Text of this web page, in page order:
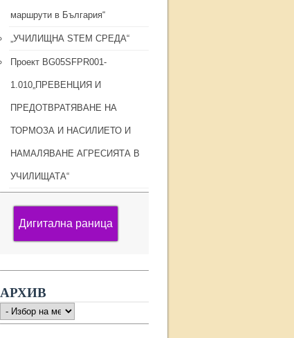
маршрути в България“
„УЧИЛИЩНА STEM СРЕДА“
Проект BG05SFPR001-
1.010„ПРЕВЕНЦИЯ И
ПРЕДОТВРАТЯВАНЕ НА
ТОРМОЗА И НАСИЛИЕТО И
НАМАЛЯВАНЕ АГРЕСИЯТА В
УЧИЛИЩАТА“
Дигитална раница
АРХИВ
АРХИВ